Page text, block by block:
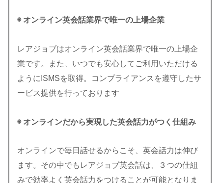
◉ オンライン英会話業界で唯一の上場企業
レアジョブはオンライン英会話業界で唯一の上場企
業です。また、いつでも安心してご利用いただける
ようにISMSを取得。コンプライアンスを遵守したサ
ービス提供を行っております
◉ オンラインだから実現した英会話力がつく仕組み
オンラインで毎日話せるからこそ、英会話力は伸び
ます。その中でもレアジョブ英会話は、３つの仕組
みで効率よく英会話力をつけることが可能となりま